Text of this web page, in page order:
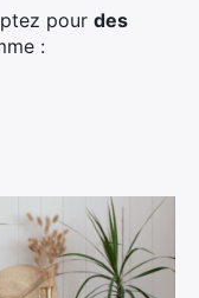
pour des
: